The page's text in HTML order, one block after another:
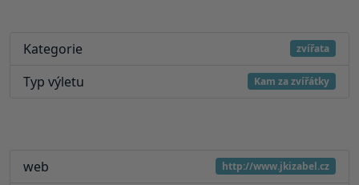
Kategorie zvířata
Typ výletu Kam za zvířátky
web http://www.jkizabel.cz